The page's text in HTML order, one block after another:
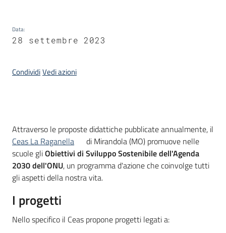
progetti
Seguici
Data:
28 settembre 2023
CondividiVedi azioni
Introduzione
Attraverso le proposte didattiche pubblicate annualmente, il
Ceas La Raganella
di Mirandola (MO) promuove nelle
scuole gliObiettivi di Sviluppo Sostenibile dell'Agenda
2030 dell'ONU, un programma d'azione che coinvolge tutti
gli aspetti della nostra vita.
I progetti
Nello specifico il Ceas propone progetti legati a: